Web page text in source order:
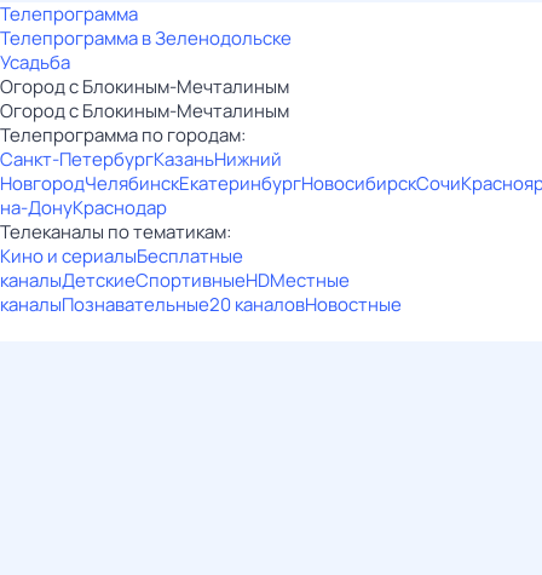
Телепрограмма
Телепрограмма в Зеленодольске
Усадьба
Огород с Блокиным-Мечталиным
Огород с Блокиным-Мечталиным
Телепрограмма по городам:
Санкт-ПетербургКазаньНижний
НовгородЧелябинскЕкатеринбургНовосибирскСочи
на-ДонуКраснодар
Телеканалы по тематикам:
Кино и сериалыБесплатные
каналыДетскиеСпортивныеHDМестные
каналыПознавательные20 каналовНовостные